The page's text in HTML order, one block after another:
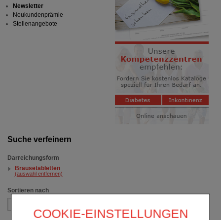
COOKIE-EINSTELLUNGEN
Suche verfeinern
Darreichungsform
Brausetabletten
(auswahl entfernen)
Sortieren nach
Newsletter
Neukundenprämie
Stellenangebote